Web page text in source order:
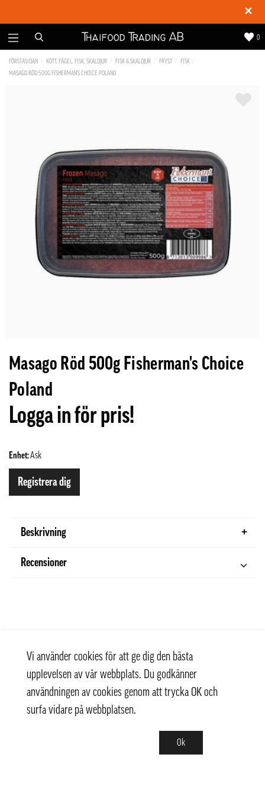
✕
0
FÖRSTASIDAN KÖTT, FÅGEL, FISK, SKALDJUR FISK & SKALDJUR FRYST
FISK
MASAGO RÖD 500G FISHERMAN'S CHOICE POLAND
Masago Röd 500g Fisherman's Choice
Poland
Logga in för pris!
Enhet:Ask
Registrera dig
Beskrivning
Recensioner
Vi använder cookies för att ge dig den bästa
upplevelsen av vår webbplats. Du godkänner
användningen av cookies genom att trycka OK och
surfa vidare på webbplatsen.
Ok